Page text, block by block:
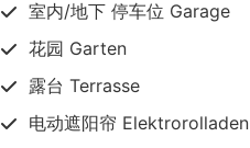
室内/地下 停车位 Garage
花园 Garten
露台 Terrasse
电动遮阳帘 Elektrorolladen